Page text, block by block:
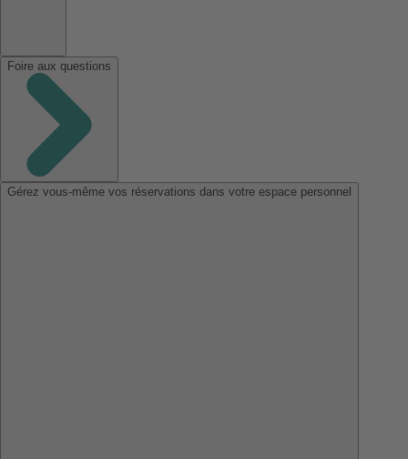
Foire aux questions
Gérez vous-même vos réservations dans votre espace personnel